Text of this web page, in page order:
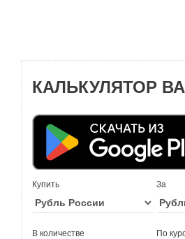
КАЛЬКУЛЯТОР
Купить За
В количестве По